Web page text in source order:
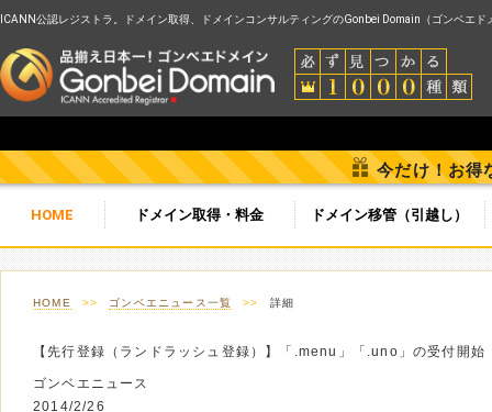
ICANN公認レジストラ。ドメイン取得、ドメインコンサルティングのGonbei Domain（ゴンベエド
今だけ！お得
HOME ドメイン取得・料金 ドメイン移管（引越し）
HOME >> ゴンベエニュース一覧 >> 詳細
【先行登録（ランドラッシュ登録）】「.menu」「.uno」の受付開始
ゴンベエニュース
2014/2/26